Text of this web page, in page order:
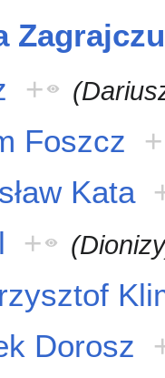
+
Foszcz
+
Kata
+
Dorosz